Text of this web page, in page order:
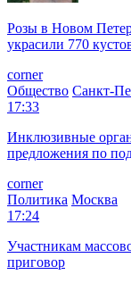
Розы в Новом
украсили 770
corner
Общество Санкт-
17:33
Инклюзивные
предложения по
corner
Политика Москва
17:24
Участникам
приговор